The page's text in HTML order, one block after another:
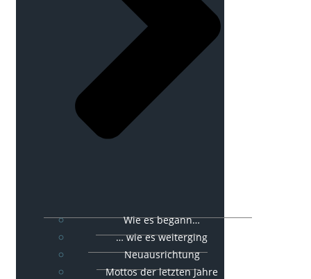
Wie es begann…
… wie es weiterging
Neuausrichtung
Mottos der letzten Jahre